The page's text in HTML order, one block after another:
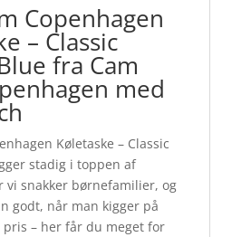
Copenhagen
– Classic
fra Cam
med
Køletaske – Classic
stadig i toppen af
vi snakker børnefamilier, og
godt, når man kigger på
– her får du meget for